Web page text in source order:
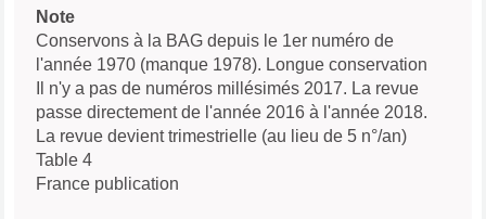
Note
Conservons à la BAG depuis le 1er numéro de
l'année 1970 (manque 1978). Longue conservation
Il n'y a pas de numéros millésimés 2017. La revue
passe directement de l'année 2016 à l'année 2018.
La revue devient trimestrielle (au lieu de 5 n°/an)
Table 4
France publication